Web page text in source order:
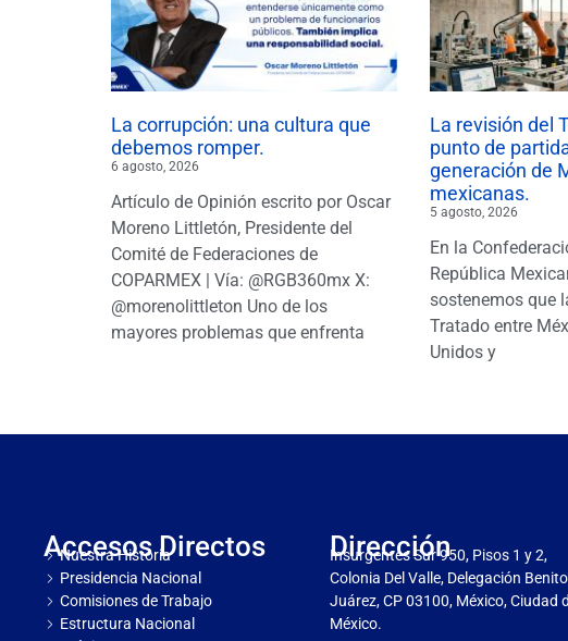
La corrupción: una cultura que
debemos romper.
6 agosto, 2026
Artículo de Opinión escrito por Oscar
Moreno Littletón, Presidente del
Comité de Federaciones de
COPARMEX | Vía: @RGB360mx X:
@morenolittleton Uno de los
mayores problemas que enfrenta
La revisión del
punto de
generación de
mexicanas.
5 agosto, 2026
En la
República
sostenemos que
Tratado entre
Unidos y
Accesos Directos
Nuestra Historia
Presidencia Nacional
Comisiones de Trabajo
Estructura Nacional
Dirección
Insurgentes Sur 950, Pisos 1 y 2,
Colonia Del Valle, Delegación Benito
Juárez, CP 03100, México, Ciudad
México.